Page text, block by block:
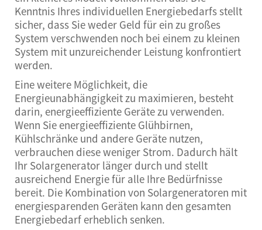
Kenntnis Ihres individuellen Energiebedarfs stellt
sicher, dass Sie weder Geld für ein zu großes
System verschwenden noch bei einem zu kleinen
System mit unzureichender Leistung konfrontiert
werden.
Eine weitere Möglichkeit, die
Energieunabhängigkeit zu maximieren, besteht
darin, energieeffiziente Geräte zu verwenden.
Wenn Sie energieeffiziente Glühbirnen,
Kühlschränke und andere Geräte nutzen,
verbrauchen diese weniger Strom. Dadurch hält
Ihr Solargenerator länger durch und stellt
ausreichend Energie für alle Ihre Bedürfnisse
bereit. Die Kombination von Solargeneratoren mit
energiesparenden Geräten kann den gesamten
Energiebedarf erheblich senken.